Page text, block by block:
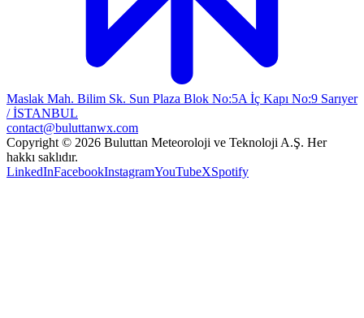
Maslak Mah. Bilim Sk. Sun Plaza Blok No:5A İç Kapı No:9 Sarıyer
/ İSTANBUL
contact@buluttanwx.com
Copyright © 2026 Buluttan Meteoroloji ve Teknoloji A.Ş. Her
hakkı saklıdır.
LinkedInFacebookInstagramYouTubeXSpotify